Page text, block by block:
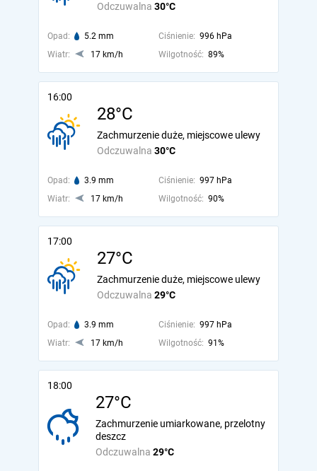
Odczuwalna 30°C
Opad: 5.2 mm Ciśnienie: 996 hPa
Wiatr:
17 km/h Wilgotność: 89%
16:00
28°C
Odczuwalna 30°C
Zachmurzenie duże, miejscowe ulewy
Opad: 3.9 mm Ciśnienie: 997 hPa
Wiatr:
17 km/h Wilgotność: 90%
17:00
27°C
Odczuwalna 29°C
Zachmurzenie duże, miejscowe ulewy
Opad: 3.9 mm Ciśnienie: 997 hPa
Wiatr:
17 km/h Wilgotność: 91%
18:00
27°C
Odczuwalna 29°C
Zachmurzenie umiarkowane, przelotny
deszcz